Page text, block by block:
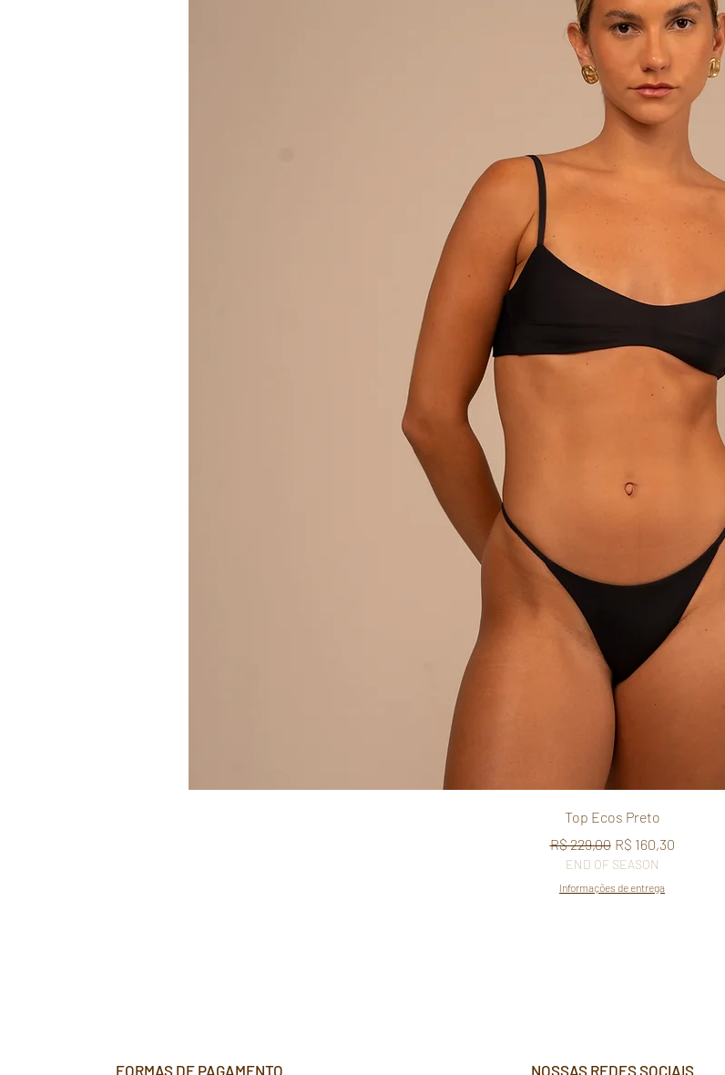
Visualização rápida
Top Ecos Preto
Preço normal
R$ 229,00 Preço promocional
R$ 160,30
END OF SEASON
Informações de entrega
NOSSAS REDES SOCIAIS
FORMAS DE PAGAMENTO